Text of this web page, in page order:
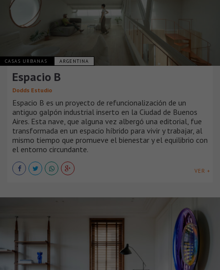
CASAS URBANAS ARGENTINA
Espacio B
Dodds Estudio
Espacio B es un proyecto de refuncionalización de un
antiguo galpón industrial inserto en la Ciudad de Buenos
Aires. Esta nave, que alguna vez albergó una editorial, fue
transformada en un espacio híbrido para vivir y trabajar, al
mismo tiempo que promueve el bienestar y el equilibrio con
el entorno circundante.
VER +